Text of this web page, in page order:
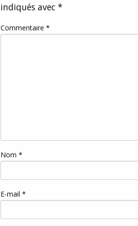
indiqués avec *
Commentaire *
Nom *
E-mail *